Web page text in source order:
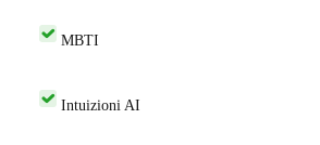
MBTI
Intuizioni AI